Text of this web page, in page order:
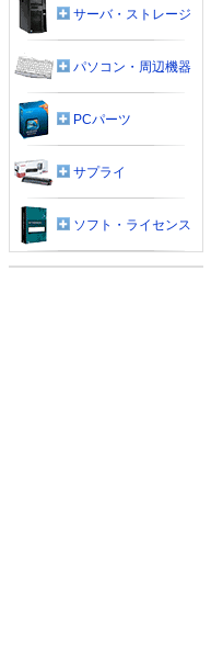
サーバ・ストレージ
パソコン・周辺機器
PCパーツ
サプライ
ソフト・ライセンス